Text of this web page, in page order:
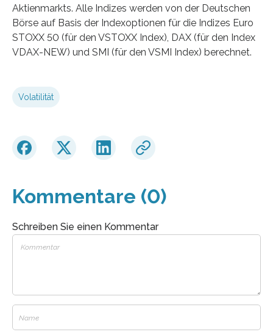
Aktienmarkts. Alle Indizes werden von der Deutschen
Börse auf Basis der Indexoptionen für die Indizes Euro
STOXX 50 (für den VSTOXX Index), DAX (für den Index
VDAX-NEW) und SMI (für den VSMI Index) berechnet.
Volatilität
Kommentare (0)
Schreiben Sie einen Kommentar